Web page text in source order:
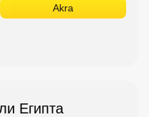
Akra
Египта